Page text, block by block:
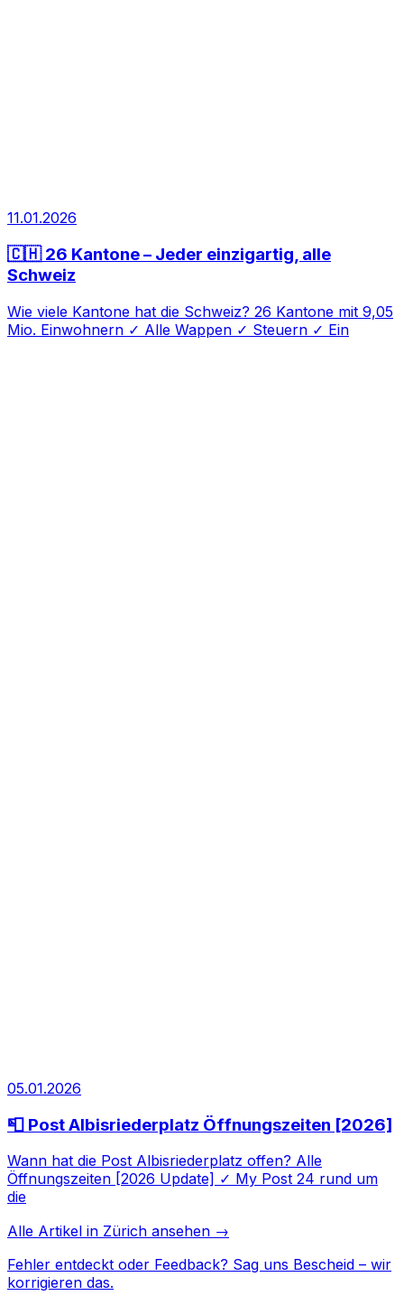
11.01.2026
🇨🇭 26 Kantone – Jeder einzigartig, alle
Schweiz
Wie viele Kantone hat die Schweiz? 26 Kantone mit 9,05
Mio. Einwohnern ✓ Alle Wappen ✓ Steuern ✓ Ein
05.01.2026
📮 Post Albisriederplatz Öffnungszeiten [2026]
Wann hat die Post Albisriederplatz offen? Alle
Öffnungszeiten [2026 Update] ✓ My Post 24 rund um
die
Alle Artikel in Zürich ansehen →
Fehler entdeckt oder Feedback? Sag uns Bescheid – wir
korrigieren das.